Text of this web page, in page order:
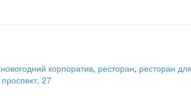
новогодний корпоратив, ресторан, ресторан
27